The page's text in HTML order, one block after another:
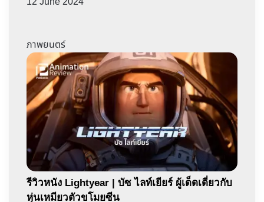
ภาพยนตร์
รีวิวหนัง Lightyear | บัซ ไลท์เยียร์ ผู้เด็ดเดี่ยวกับ
หุ่นเหมียวตัวขโมยซีน